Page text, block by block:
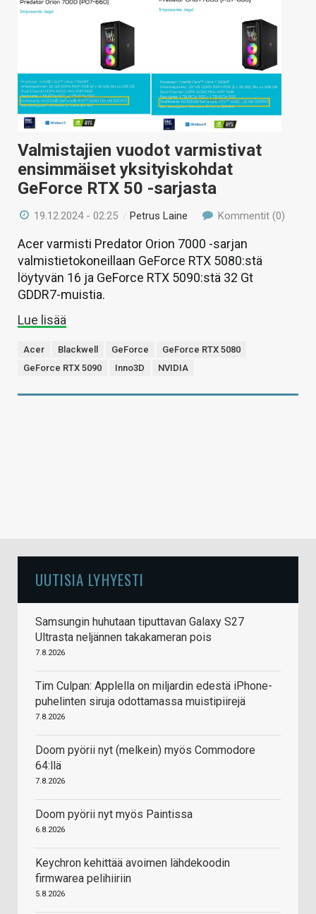
Valmistajien vuodot varmistivat
ensimmäiset yksityiskohdat
GeForce RTX 50 -sarjasta
19.12.2024 - 02:25 / Petrus Laine Kommentit (0)
Acer varmisti Predator Orion 7000 -sarjan
valmistietokoneillaan GeForce RTX 5080:stä
löytyvän 16 ja GeForce RTX 5090:stä 32 Gt
GDDR7-muistia.
Lue lisää
Acer Blackwell GeForce
GeForce RTX 5080
GeForce RTX 5090
Inno3D NVIDIA
UUTISIA LYHYESTI
Samsungin huhutaan tiputtavan Galaxy S27
Ultrasta neljännen takakameran pois
7.8.2026
Tim Culpan: Applella on miljardin edestä iPhone-
puhelinten siruja odottamassa muistipiirejä
7.8.2026
Doom pyörii nyt (melkein) myös Commodore
64:llä
7.8.2026
Doom pyörii nyt myös Paintissa
6.8.2026
Keychron kehittää avoimen lähdekoodin
firmwarea pelihiiriin
5.8.2026